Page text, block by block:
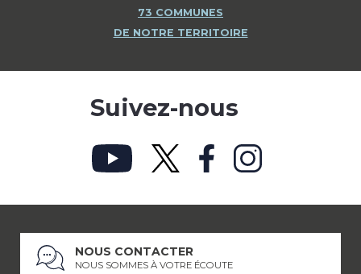
73 COMMUNES
DE NOTRE TERRITOIRE
Suivez-nous
NOUS CONTACTER
NOUS SOMMES À VOTRE ÉCOUTE